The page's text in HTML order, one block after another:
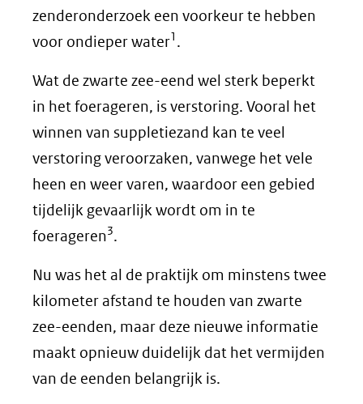
zenderonderzoek een voorkeur te hebben
voor ondieper water1 .
Wat de zwarte zee-eend wel sterk beperkt
in het foerageren, is verstoring. Vooral het
winnen van suppletiezand kan te veel
verstoring veroorzaken, vanwege het vele
heen en weer varen, waardoor een gebied
tijdelijk gevaarlijk wordt om in te
foerageren3.
Nu was het al de praktijk om minstens twee
kilometer afstand te houden van zwarte
zee-eenden, maar deze nieuwe informatie
maakt opnieuw duidelijk dat het vermijden
van de eenden belangrijk is.